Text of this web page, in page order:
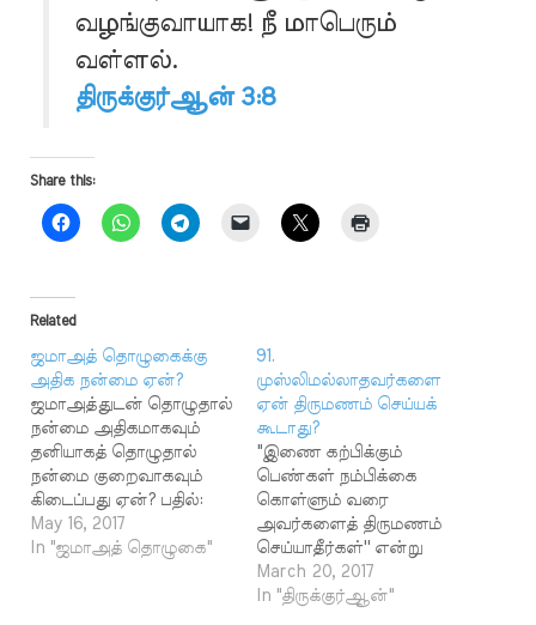
வழங்குவாயாக! நீ மாபெரும்
வள்ளல்.
திருக்குர்ஆன் 3:8
Share this:
Related
ஜமாஅத் தொழுகைக்கு
அதிக நன்மை ஏன்?
ஜமாஅத்துடன் தொழுதால்
நன்மை அதிகமாகவும்
தனியாகத் தொழுதால்
நன்மை குறைவாகவும்
கிடைப்பது ஏன்? பதில்:
வணக்க வழிபாடுகளில்
இதற்கு ஏன் கூடுதன்
May 16, 2017
In "ஜமாஅத் தொழுகை"
91.
முஸ்லிமல்லாதவர்களை
ஏன் திருமணம் செய்யக்
கூடாது?
"இணை கற்பிக்கும்
பெண்கள் நம்பிக்கை
கொள்ளும் வரை
அவர்களைத் திருமணம்
செய்யாதீர்கள்'' என்று
திருக்குர்ஆனின் 2:221,
60:10 ஆகிய
March 20, 2017
In "திருக்குர்ஆன்"